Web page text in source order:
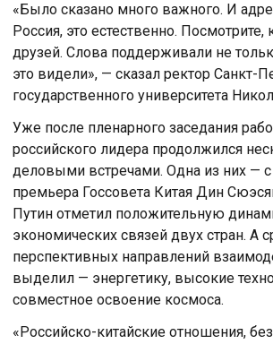
«Было сказано много важного. И
Россия, это естественно. Посмотрите,
друзей. Слова поддерживали не
это видели», — сказал ректор Санкт-
государственного университета
Уже после пленарного заседания
российского лидера продолжился
деловыми встречами. Одна из них —
премьера Госсовета Китая Дин
Путин отметил положительную
экономических связей двух стран. А
перспективных направлений
выделил — энергетику, высокие
совместное освоение космоса.
«Российско-китайские отношения,